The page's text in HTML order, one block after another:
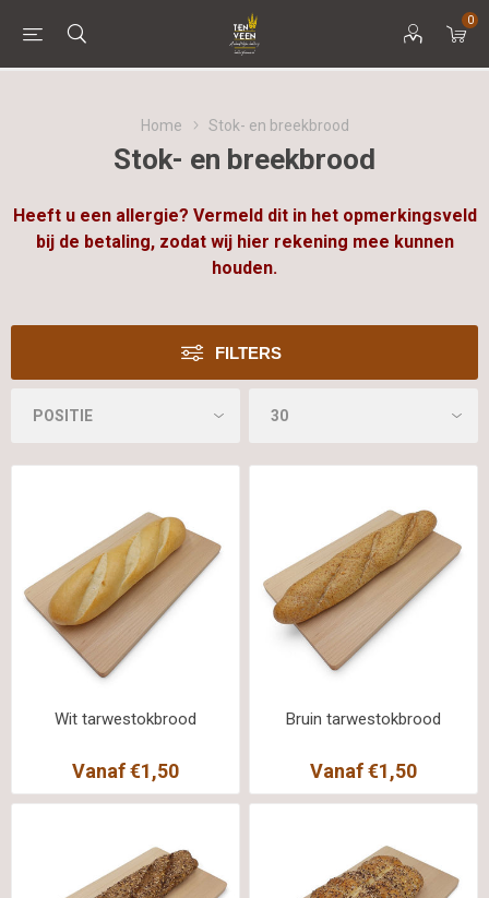
0
Home Stok- en breekbrood
Stok- en breekbrood
Heeft u een allergie? Vermeld dit in het opmerkingsveld
bij de betaling, zodat wij hier rekening mee kunnen
houden.
FILTERS
Wit tarwestokbrood
Vanaf €1,50
Bruin tarwestokbrood
Vanaf €1,50